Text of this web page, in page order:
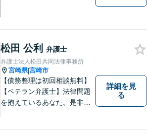
松田 公利 弁護士
弁護士法人松田共同法律事務所
宮崎県|宮崎市
【債務整理は初回相談無料】
【ベテラン弁護士】法律問題
を抱えているあなた。是非一
詳細を見
る